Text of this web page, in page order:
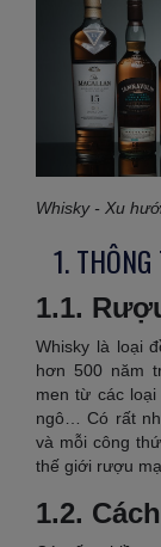
Whisky - Xu
1.
1.1.
Whisky là loại
hơn 500 năm
men từ các
ngô… Có rất
và mỗi công
thế giới rượu
1.2.